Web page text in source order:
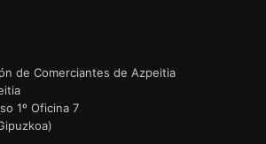
de Comerciantes de Azpeitia
1º Oficina 7